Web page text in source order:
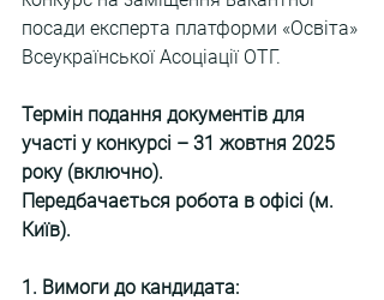
посади експерта платформи «Освіта»
Всеукраїнської Асоціації ОТГ.
Термін подання документів для
участі у конкурсі – 31 жовтня 2025
року (включно).
Передбачається робота в офісі (м.
Київ).
1. Вимоги до кандидата: